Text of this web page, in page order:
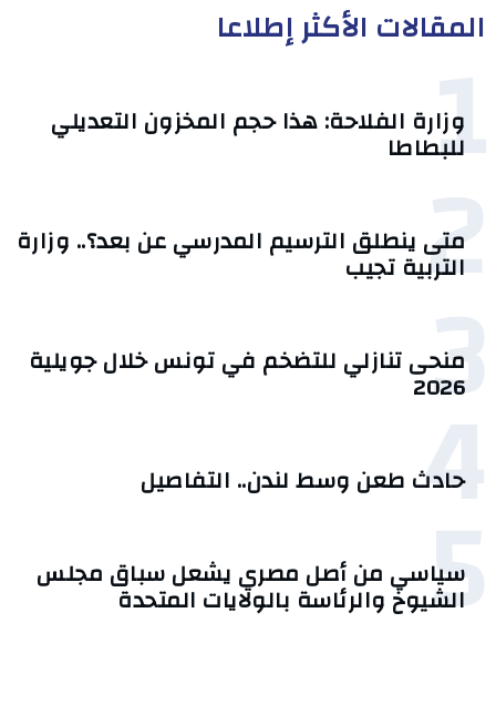
المقالات الأكثر إطلاعا
1
وزارة الفلاحة: هذا حجم المخزون التعديلي
للبطاطا
2
متى ينطلق الترسيم المدرسي عن بعد؟.. وزارة
التربية تجيب
3 منحى تنازلي ‎للتضخم في تونس خلال جويلية
2026‎
4
حادث طعن وسط لندن.. التفاصيل
5
سياسي من أصل مصري يشعل سباق مجلس
الشيوخ والرئاسة بالولايات المتحدة